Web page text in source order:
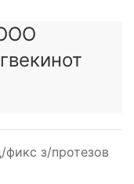
з/протезов